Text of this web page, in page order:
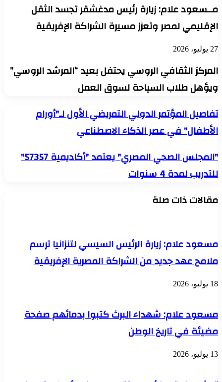
مــسعود علام: زيارة رئيس مدغشقر تجسد الثقل
الإقليمي لمصر وتعزز مسيرة الشراكة الإفريقية
27 يوليو، 2026
المركز الثقافي الروسي يحتفل بعيد “المرشد الروسي”
ويؤهل طلاب السياحة لسوق العمل
تفاصيل
المؤتمر
الدولي
التمريضي
لـ"أورام
في
الذكاء
الاصطناعي
تفاصيل المؤتمر الدولي التمريضي الأول لـ"أورام
الأطفال" في عصر الذكاء الاصطناعي
"المجلس
الصحي
المصري"
يعتمد
57357"
"المجلس الصحي المصري" يعتمد "أكاديمية 57357"
للتدريب لمدة 4 سنوات
مقالات ذات صلة
مسعود علام: زيارة الرئيس السيسي لتنزانيا ترسم
ملامح عهد جديد من الشراكة المصرية الإفريقية
18 يوليو، 2026
مسعود علام: شهداء البرث كتبوا بدمائهم صفحة
مضيئة في تاريخ الوطن
13 يوليو، 2026